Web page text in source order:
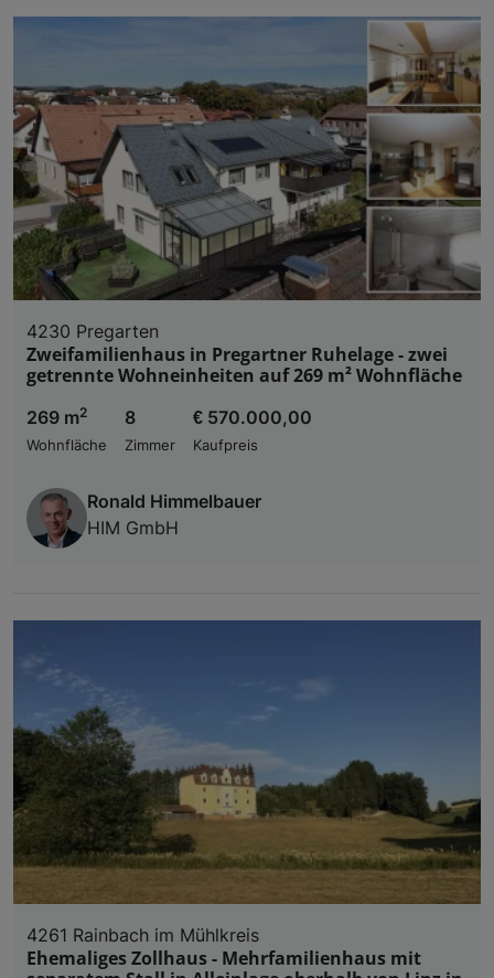
4230 Pregarten
Zweifamilienhaus in Pregartner Ruhelage - zwei
getrennte Wohneinheiten auf 269 m² Wohnfläche
269 m2
Wohnfläche
8
Zimmer
€ 570.000,00
Kaufpreis
Ronald Himmelbauer
HIM GmbH
4261 Rainbach im Mühlkreis
Ehemaliges Zollhaus - Mehrfamilienhaus mit